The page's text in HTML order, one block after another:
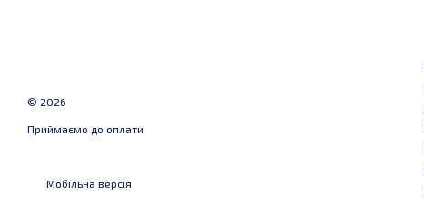
© 2026
Приймаємо до оплати
Мобільна версія